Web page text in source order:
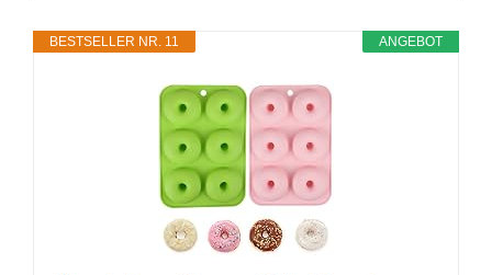
ANGEBOT
BESTSELLER NR. 11